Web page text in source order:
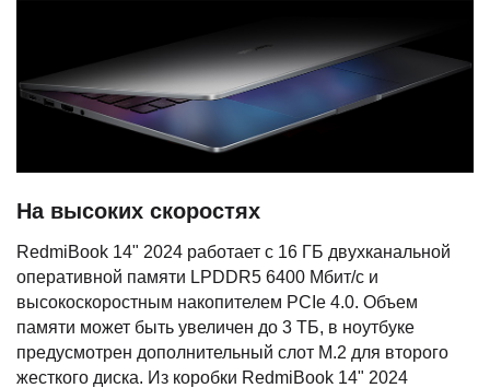
На высоких скоростях
RedmiBook 14" 2024 работает с 16 ГБ двухканальной
оперативной памяти LPDDR5 6400 Мбит/с и
высокоскоростным накопителем PCIe 4.0. Объем
памяти может быть увеличен до 3 ТБ, в ноутбуке
предусмотрен дополнительный слот M.2 для второго
жесткого диска. Из коробки RedmiBook 14" 2024